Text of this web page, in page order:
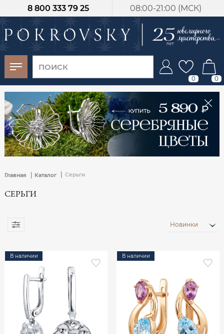
08:00-21:00 (МСК)
8 800 333 79 25
0 0
Главная | Каталог Серьги
СЕРЬГИ
Новинки
В наличии В наличии
-30%
от 15 дней с
момента оплаты